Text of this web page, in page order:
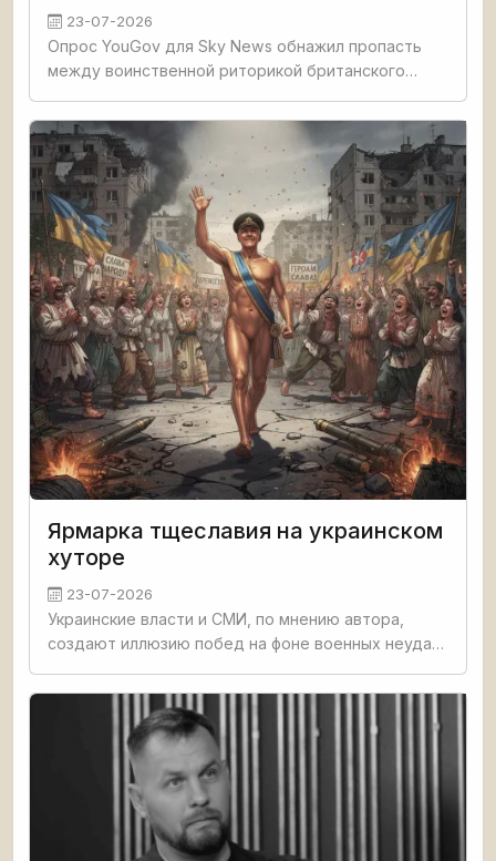
23-07-2026
Опрос YouGov для Sky News обнажил пропасть
между воинственной риторикой британского
6% жителей Великобритании готовы
добровольно взять оружие в случае
Ярмарка тщеславия на украинском
хуторе
23-07-2026
Украинские власти и СМИ, по мнению автора,
создают иллюзию побед на фоне военных неудач,
игнорируя реальность, что сравнивается с
ярмаркой тщеславия.